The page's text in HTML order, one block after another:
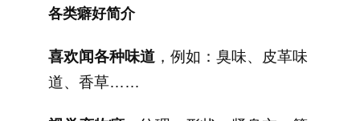
各类癖好简介
喜欢闻各种味道 ，例如：臭味、皮革味
道、香草……